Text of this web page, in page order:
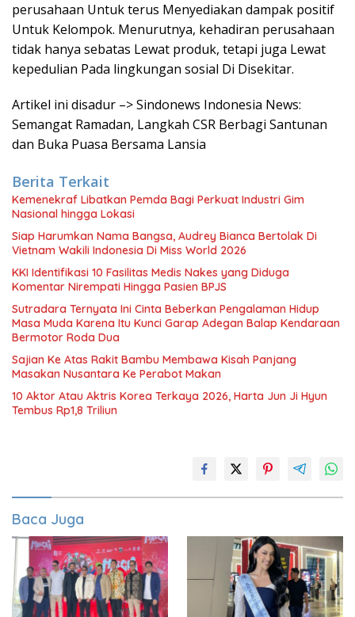
perusahaan Untuk terus Menyediakan dampak positif
Untuk Kelompok. Menurutnya, kehadiran perusahaan
tidak hanya sebatas Lewat produk, tetapi juga Lewat
kepedulian Pada lingkungan sosial Di Disekitar.
Artikel ini disadur –> Sindonews Indonesia News:
Semangat Ramadan, Langkah CSR Berbagi Santunan
dan Buka Puasa Bersama Lansia
Berita Terkait
Kemenekraf Libatkan Pemda Bagi Perkuat Industri Gim
Nasional hingga Lokasi
Siap Harumkan Nama Bangsa, Audrey Bianca Bertolak Di
Vietnam Wakili Indonesia Di Miss World 2026
KKI Identifikasi 10 Fasilitas Medis Nakes yang Diduga
Komentar Nirempati Hingga Pasien BPJS
Sutradara Ternyata Ini Cinta Beberkan Pengalaman Hidup
Masa Muda Karena Itu Kunci Garap Adegan Balap Kendaraan
Bermotor Roda Dua
Sajian Ke Atas Rakit Bambu Membawa Kisah Panjang
Masakan Nusantara Ke Perabot Makan
10 Aktor Atau Aktris Korea Terkaya 2026, Harta Jun Ji Hyun
Tembus Rp1,8 Triliun
Baca Juga